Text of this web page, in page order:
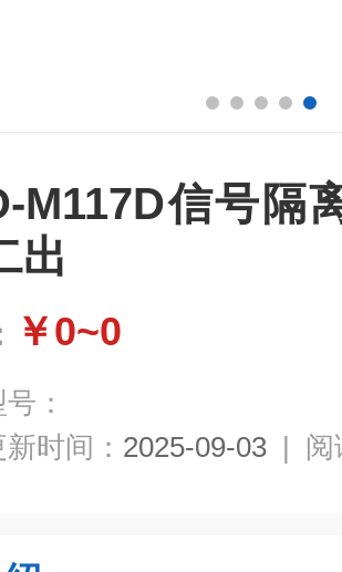
M117D信号隔
出
￥0~0
：
新时间： 2025-09-03 | 阅